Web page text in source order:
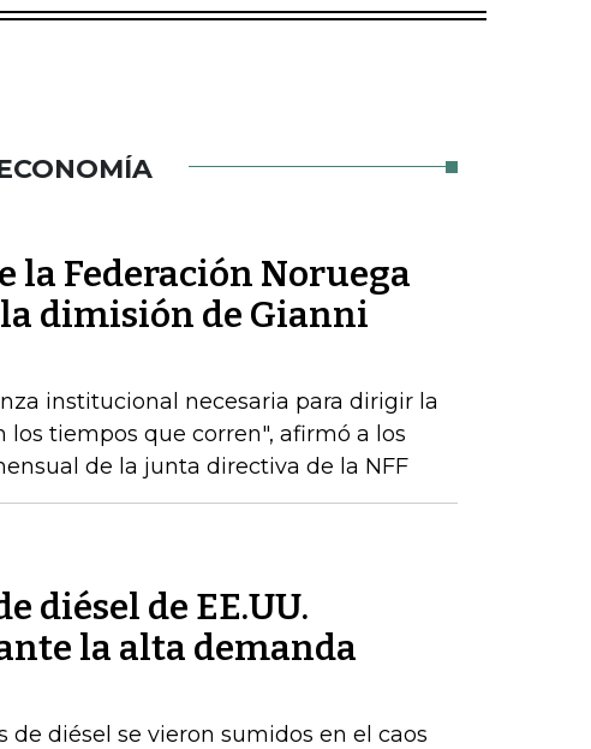
la Federación Noruega
dimisión de Gianni
institucional necesaria para dirigir la
los tiempos que corren", afirmó a los
de la junta directiva de la NFF
diésel de EE.UU.
la alta demanda
de diésel se vieron sumidos en el caos